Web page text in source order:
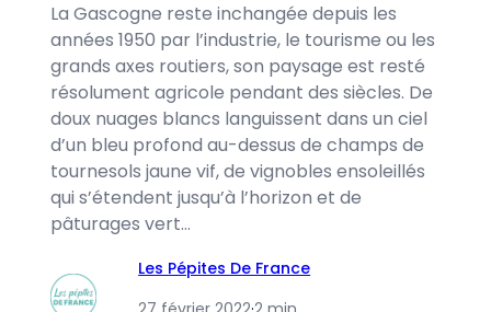
La Gascogne reste inchangée depuis les
années 1950 par l’industrie, le tourisme ou les
grands axes routiers, son paysage est resté
résolument agricole pendant des siècles. De
doux nuages ​​blancs languissent dans un ciel
d’un bleu profond au-dessus de champs de
tournesols jaune vif, de vignobles ensoleillés
qui s’étendent jusqu’à l’horizon et de
pâturages vert…
Les Pépites De France